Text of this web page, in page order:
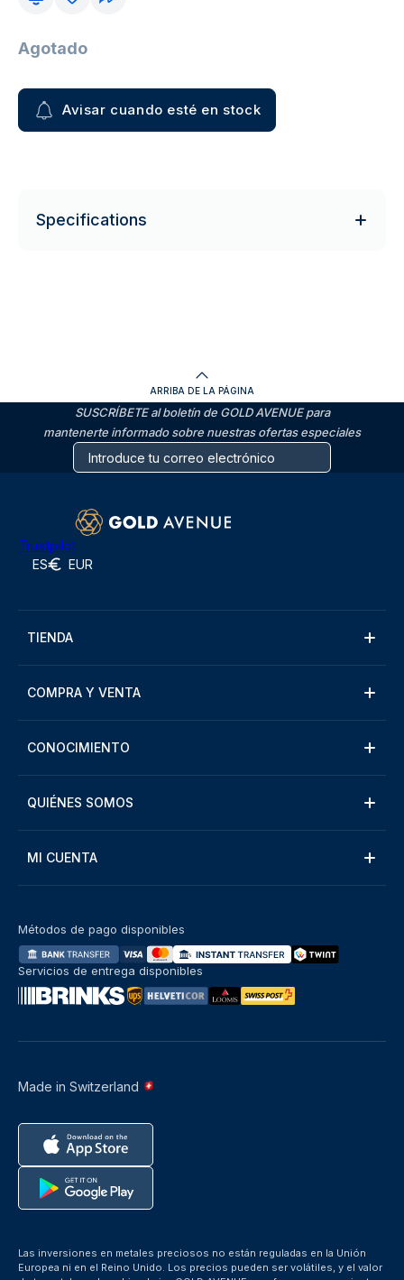
Agotado
Avisar cuando esté en stock
Specifications
ARRIBA DE LA PÁGINA
SUSCRÍBETE al boletín de GOLD AVENUE para
mantenerte informado sobre nuestras ofertas especiales
Trustpilot
ES EUR
TIENDA
COMPRA Y VENTA
CONOCIMIENTO
QUIÉNES SOMOS
MI CUENTA
Made in Switzerland
Métodos de pago disponibles
Servicios de entrega disponibles
Las inversiones en metales preciosos no están reguladas en la Unión
Europea ni en el Reino Unido. Los precios pueden ser volátiles, y el valor